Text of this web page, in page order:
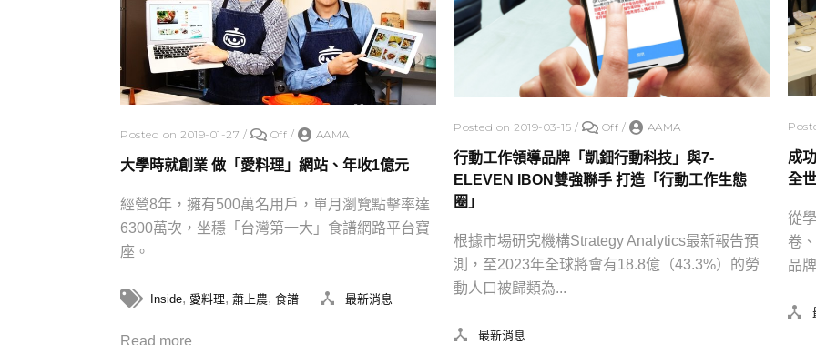
Posted on 2019-03-15 / Off / AAMA
行動工作領導品牌「凱鈿行動科技」與7-
ELEVEN IBON雙強聯手 打造「行動工作生態
圈」
根據市場研究機構Strategy Analytics最新報告預
測，至2023年全球將會有18.8億（43.3%）的勞
動人口被歸類為...
最新消息
成
全
從
卷
品
Posted on 2019-01-27 / Off / AAMA
大學時就創業 做「愛料理」網站、年收1億元
經營8年，擁有500萬名用戶，單月瀏覽點擊率達
6300萬次，坐穩「台灣第一大」食譜網路平台寶
座。
Inside, 愛料理, 蕭上農, 食譜 最新消息
Read more